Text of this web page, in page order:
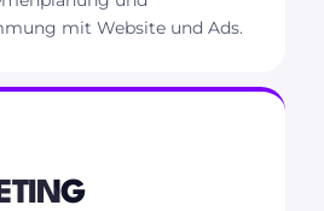
mit Website und Ads.